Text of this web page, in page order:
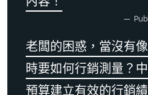
老闆的困惑，當沒有
時要如何行銷測量？
預算建立有效的行銷